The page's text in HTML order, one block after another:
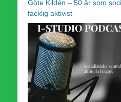
Göte Kildén – 50 år som
facklig aktivist